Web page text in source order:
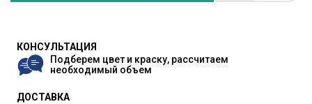
КОНСУЛЬТАЦИЯ
Подберем цвет и краску, рассчитаем
необходимый объем
ДОСТАВКА